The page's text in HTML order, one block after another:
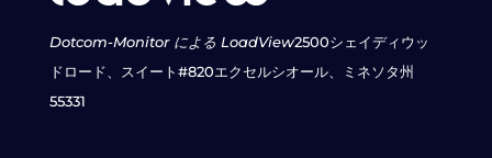
Dotcom-Monitor による LoadView2500シェイディウッ
ドロード、スイート#820エクセルシオール、ミネソタ州
55331